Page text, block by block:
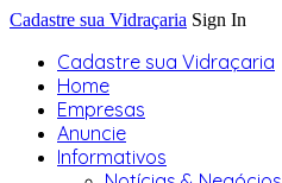
Cadastre sua Vidraçaria Sign In
Cadastre sua Vidraçaria
Home
Empresas
Anuncie
Informativos